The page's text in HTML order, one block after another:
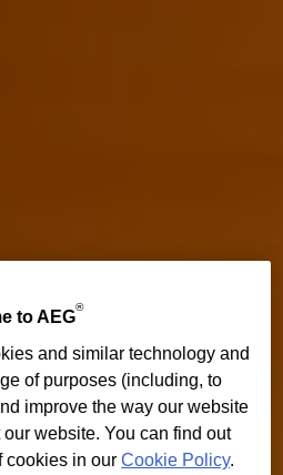
to AEG
®
and similar technology and
of purposes (including, to
improve the way our website
website. You can find out
cookies in ourCookie Policy.